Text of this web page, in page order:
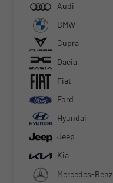
Audi
BMW
Cupra
Dacia
Fiat
Ford
Hyundai
Jeep
Kia
Mercedes-Benz